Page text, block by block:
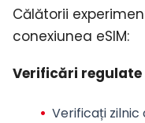
Călătorii
conexiunea eSIM:
Verificări regulate
Verificați zilnic